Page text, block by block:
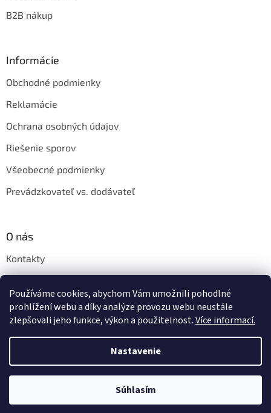
Používáme cookies, abychom Vám umožnili pohodlné
prohlížení webu a díky analýze provozu webu neustále
zlepšovali jeho funkce, výkon a použitelnost.Více informací.
Nastavenie
Súhlasím
B2B nákup
Informácie
Obchodné podmienky
Reklamácie
Ochrana osobných údajov
Riešenie sporov
Všeobecné podmienky
Prevádzkovateľ vs. dodávateľ
O nás
Kontakty
Napíšte nám
Vytvoril Shoptet
Shishastyle.sk. Všetky práva vyhradené.